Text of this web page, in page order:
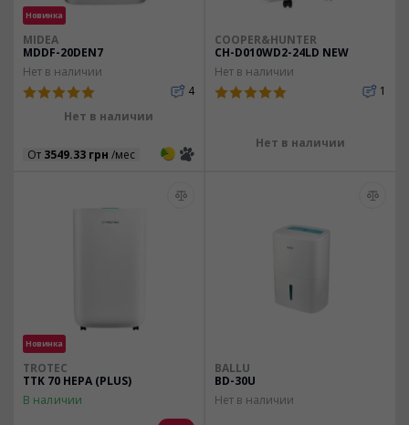
Новинка
MIDEA
MDDF-20DEN7
Нет в наличии
4
Нет в наличии
От 3549.33 грн /мес 3 3
COOPER&HUNTER
CH-D010WD2-24LD NEW
Нет в наличии
1
Нет в наличии
Новинка
TROTEC
TTK 70 HEPA (PLUS)
В наличии
BALLU
BD-30U
Нет в наличии